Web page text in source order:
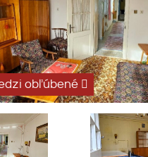
obľúbené